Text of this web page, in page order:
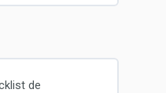
de